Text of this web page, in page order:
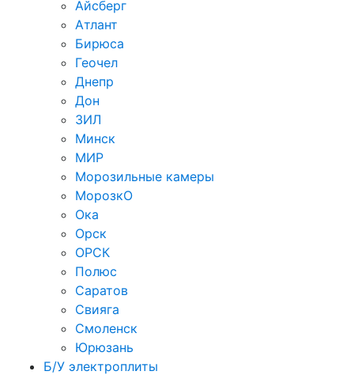
Айсберг
Атлант
Бирюса
Геочел
Днепр
Дон
ЗИЛ
Минск
МИР
Морозильные камеры
МорозкО
Ока
Орск
ОРСК
Полюс
Саратов
Свияга
Смоленск
Юрюзань
Б/У электроплиты